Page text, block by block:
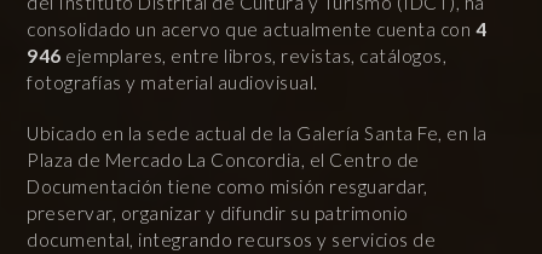
consolidado un acervo que actualmente cuenta con 4
946 ejemplares, entre libros, revistas, catálogos,
fotografías y material audiovisual.
Ubicado en la sede actual de la Galería Santa Fe, en la
Plaza de Mercado La Concordia, el Centro de
Documentación tiene como misión resguardar,
preservar, organizar y difundir su patrimonio
documental, integrando recursos y servicios de